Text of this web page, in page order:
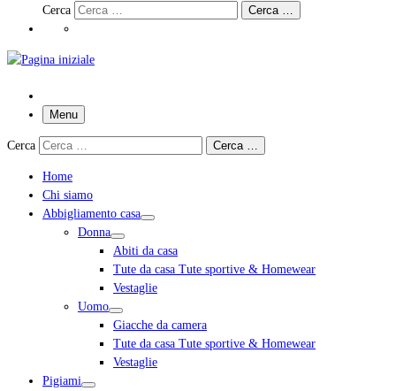
Cerca
Cerca …
Menu
Cerca Cerca …
Home
Chi siamo
Abbigliamento casa
Donna
Abiti da casa
Tute da casa Tute sportive & Homewear
Vestaglie
Uomo
Giacche da camera
Tute da casa Tute sportive & Homewear
Vestaglie
Pigiami